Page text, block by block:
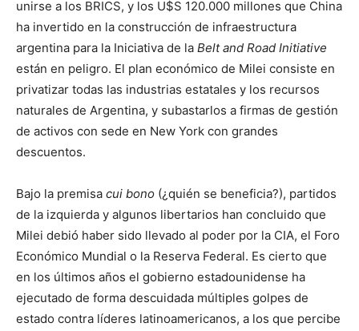
unirse a los BRICS, y los U$S 120.000 millones que China
ha invertido en la construcción de infraestructura
argentina para la Iniciativa de la Belt and Road Initiative
están en peligro. El plan económico de Milei consiste en
privatizar todas las industrias estatales y los recursos
naturales de Argentina, y subastarlos a firmas de gestión
de activos con sede en New York con grandes
descuentos.
Bajo la premisa cui bono (¿quién se beneficia?), partidos
de la izquierda y algunos libertarios han concluido que
Milei debió haber sido llevado al poder por la CIA, el Foro
Económico Mundial o la Reserva Federal. Es cierto que
en los últimos años el gobierno estadounidense ha
ejecutado de forma descuidada múltiples golpes de
estado contra líderes latinoamericanos, a los que percibe